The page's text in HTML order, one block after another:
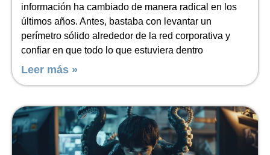
información ha cambiado de manera radical en los
últimos años. Antes, bastaba con levantar un
perímetro sólido alrededor de la red corporativa y
confiar en que todo lo que estuviera dentro
Leer más »